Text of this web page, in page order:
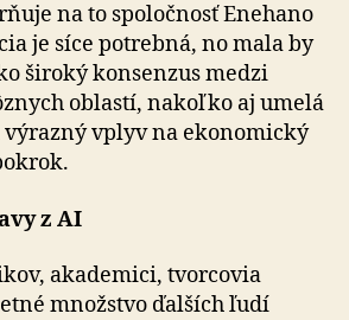
na to spoločnosť Enehano
je síce potrebná, no mala by
široký konsenzus medzi
oblastí, nakoľko aj umelá
vplyv na eko­no­mický
z AI
akademici, tvorcovia
množstvo ďalších ľudí